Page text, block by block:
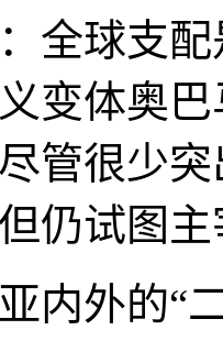
：全球支
变体奥
管很少
仍试图
内外的“